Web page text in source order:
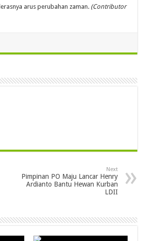
arus perubahan zaman. (Contributor
Next
Pimpinan PO Maju Lancar Henry
Ardianto Bantu Hewan Kurban
LDII